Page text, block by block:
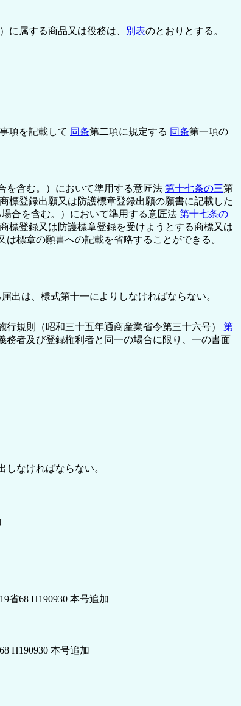
に属する商品又は役務は、 別表のとおりとする。
項を記載して 同条第二項に規定する 同条第一項の
を含む。）において準用する意匠法 第十七条の三第
標登録出願又は防護標章登録出願の願書に記載した
合を含む。）において準用する意匠法 第十七条の
標登録又は防護標章登録を受けようとする商標又は
標章の願書への記載を省略することができる。
出は、様式第十一によりしなければならない。
規則（昭和三十五年通商産業省令第三十六号） 第
者及び登録権利者と同一の場合に限り、一の書面
なければならない。
68 H190930 本号追加
H190930 本号追加